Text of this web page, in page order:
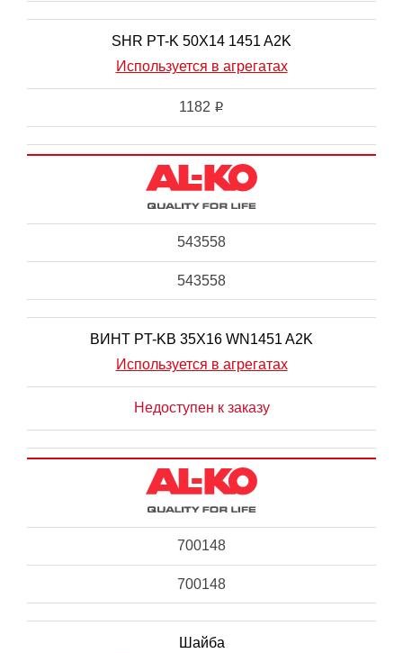
SHR PT-K 50X14 1451 A2K
Используется в агрегатах
1182 i
543558
543558
ВИНТ PT-KB 35X16 WN1451 A2K
Используется в агрегатах
Недоступен к заказу
700148
700148
Шайба